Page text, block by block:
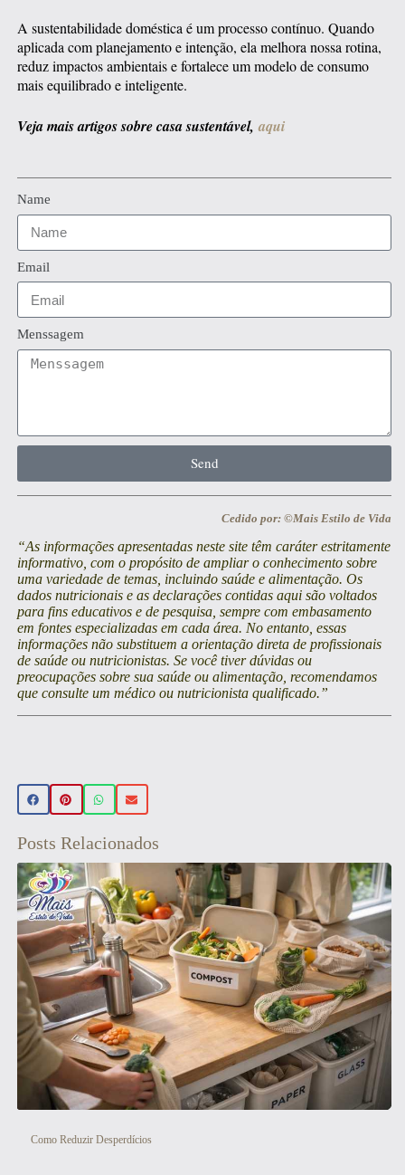
A sustentabilidade doméstica é um processo contínuo. Quando
aplicada com planejamento e intenção, ela melhora nossa rotina,
reduz impactos ambientais e fortalece um modelo de consumo
mais equilibrado e inteligente.
Veja mais artigos sobre casa sustentável,aqui
Name
Email
Menssagem
Send
Cedido por: ©Mais Estilo de Vida
“As informações apresentadas neste site têm caráter estritamente
informativo, com o propósito de ampliar o conhecimento sobre
uma variedade de temas, incluindo saúde e alimentação. Os
dados nutricionais e as declarações contidas aqui são voltados
para fins educativos e de pesquisa, sempre com embasamento
em fontes especializadas em cada área. No entanto, essas
informações não substituem a orientação direta de profissionais
de saúde ou nutricionistas. Se você tiver dúvidas ou
preocupações sobre sua saúde ou alimentação, recomendamos
que consulte um médico ou nutricionista qualificado.”
Posts Relacionados
Como Reduzir Desperdícios